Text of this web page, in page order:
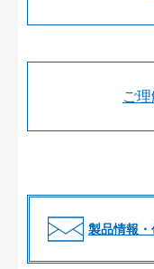
ご
製品情報